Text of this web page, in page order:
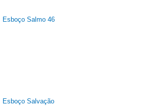
Esboço Salmo 46
Esboço Salvação